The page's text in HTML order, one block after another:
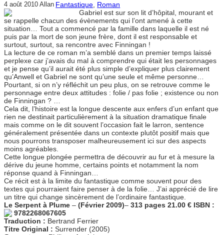
4 août 2010 Allan Fantastique, Roman
Gabriel est sur son lit d’hôpital, mourant et
se rappelle chacun des évènements qui l’ont amené à cette
situation… Tout a commencé par la famille dans laquelle il est né
puis par la mort de son jeune frère, dont il est responsable et
surtout, surtout, sa rencontre avec Finningan !
La lecture de ce roman m’a semblé dans un premier temps laissé
perplexe car j’avais du mal à comprendre qui était les personnages
et je pense qu’il aurait été plus simple d’expliquer plus clairement
qu’Anwell et Gabriel ne sont qu’une seule et même personne…
Pourtant, si on n’y réfléchit un peu plus, on se retrouve comme le
personnage entre deux attitudes : folie / pas folie ; existence ou non
de Finningan ? …
Cela dit, l’histoire est la longue descente aux enfers d’un enfant que
rien ne destinait particulièrement à la situation dramatique finale
mais comme on le dit souvent l’occasion fait le larron, sentence
généralement présentée dans un contexte plutôt positif mais que
nous pourrons transposer malheureusement ici sur des aspects
moins agréables.
Cette longue plongée permettra de découvrir au fur et à mesure la
dérive du jeune homme, certains points et notamment la nom
réponse quand à Finningan…
Ce récit est à la limite du fantastique comme souvent pour des
textes qui pourraient faire penser à de la folie… J’ai apprécié de lire
un titre qui change sincèrement de l’ordinaire fantastique.
Le Serpent à Plume – (Février 2009)– 313 pages 21.00 € ISBN :
9782268067605
Traduction : Bertrand Ferrier
Titre Original : Surrender (2005)